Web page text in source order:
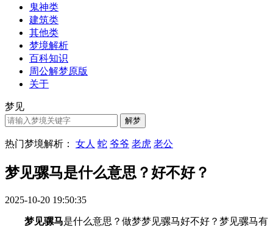
鬼神类
建筑类
其他类
梦境解析
百科知识
周公解梦原版
关于
梦见
热门梦境解析： 女人 蛇 爷爷 老虎 老公
梦见骡马是什么意思？好不好？
2025-10-20 19:50:35
梦见骡马是什么意思？做梦梦见骡马好不好？梦见骡马有